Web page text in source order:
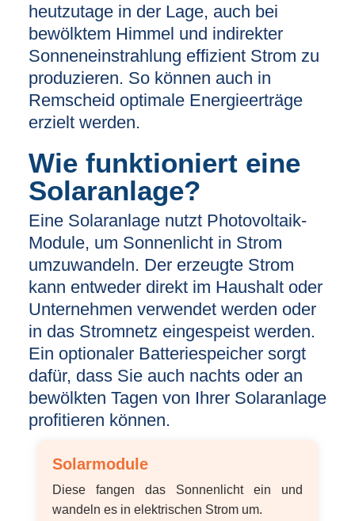
heutzutage in der Lage, auch bei
bewölktem Himmel und indirekter
Sonneneinstrahlung effizient Strom zu
produzieren. So können auch in
Remscheid optimale Energieerträge
erzielt werden.
Wie funktioniert eine
Solaranlage?
Eine Solaranlage nutzt Photovoltaik-
Module, um Sonnenlicht in Strom
umzuwandeln. Der erzeugte Strom
kann entweder direkt im Haushalt oder
Unternehmen verwendet werden oder
in das Stromnetz eingespeist werden.
Ein optionaler Batteriespeicher sorgt
dafür, dass Sie auch nachts oder an
bewölkten Tagen von Ihrer Solaranlage
profitieren können.
Solarmodule
Diese fangen das Sonnenlicht ein und
wandeln es in elektrischen Strom um.